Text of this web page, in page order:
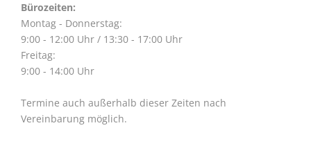
Bürozeiten:
Montag - Donnerstag:
9:00 - 12:00 Uhr / 13:30 - 17:00 Uhr
Freitag:
9:00 - 14:00 Uhr
Termine auch außerhalb dieser Zeiten nach
Vereinbarung möglich.